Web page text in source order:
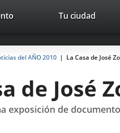
avaTop
Tu ciudad
del AÑO 2010 La Casa de José
de José
exposición de